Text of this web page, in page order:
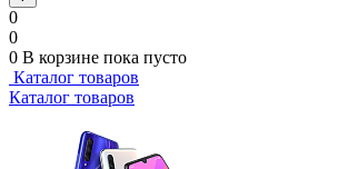
0
0
0 В корзине пока пусто
Каталог товаров
Каталог товаров